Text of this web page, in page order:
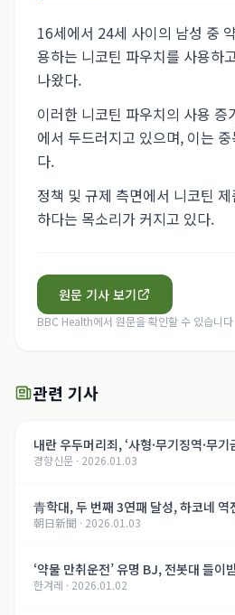
16세에서 24세 사이의 남성 중
용하는 니코틴 파우치를 사용하
나왔다.
이러한 니코틴 파우치의 사용 증
에서 두드러지고 있으며, 이는
다.
정책 및 규제 측면에서 니코틴
하다는 목소리가 커지고 있다.
원문 기사 보기
BBC Health에서 원문을 확인할 수 있습니다
관련 기사
내란 우두머리죄, ‘사형·무기징역·무기
란 재판, 윤석열의 운명은[법정 417호,
경향신문 · 2026.01.03
青학대, 두 번째 3연패 달성, 하코네 역
朝日新聞 · 2026.01.03
‘약물 만취운전’ 유명 BJ, 전봇대 들이
한겨레 · 2026.01.02